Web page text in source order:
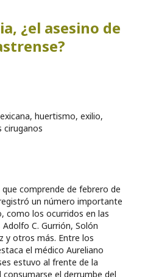
¿el asesino de
huertismo, exilio,
ciruganos
comprende de febrero de
un número importante
como los ocurridos en las
C. Gurrión, Solón
y otros más. Entre los
el médico Aureliano
estuvo al frente de la
el derrumbe del